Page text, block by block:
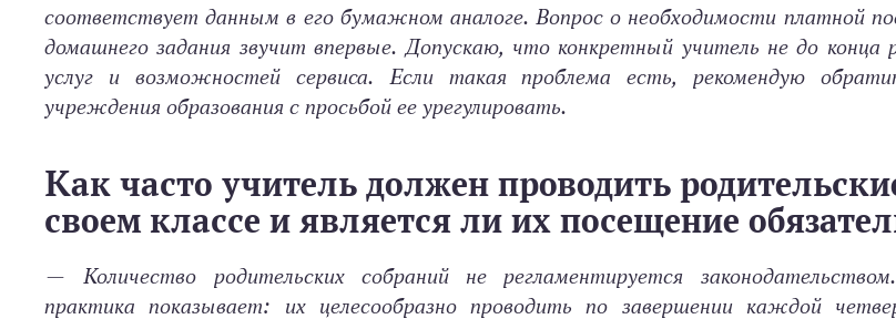
соответствует данным в его бумажном аналоге. Вопрос о необходимости платной
домашнего задания звучит впервые. Допускаю, что конкретный учитель не до конца
услуг и возможностей сервиса. Если такая проблема есть, рекомендую
учреждения образования с просьбой ее урегулировать.
Как часто учитель должен проводить
своем классе и является ли их посещение
— Количество родительских собраний не регламентируется
практика показывает: их целесообразно проводить по завершении каждой